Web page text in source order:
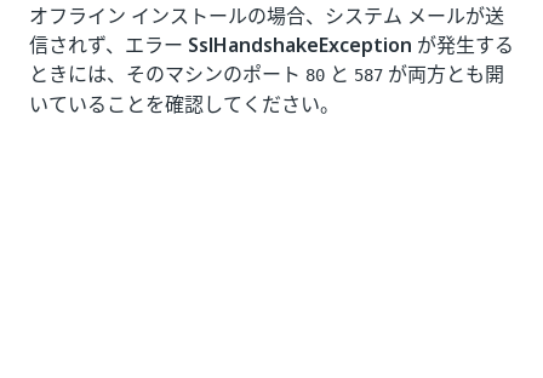
オフライン インストールの場合、システム メールが送
信されず、エラー SslHandshakeException が発生する
ときには、そのマシンのポート 80 と 587 が両方とも開
いていることを確認してください。